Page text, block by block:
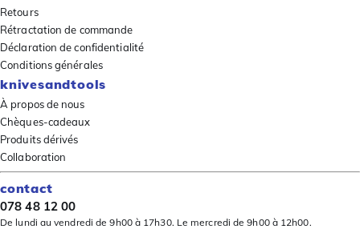
Retours
Rétractation de commande
Déclaration de confidentialité
Conditions générales
knivesandtools
À propos de nous
Chèques-cadeaux
Produits dérivés
Collaboration
contact
078 48 12 00
De lundi au vendredi de 9h00 à 17h30. Le mercredi de 9h00 à 12h00.